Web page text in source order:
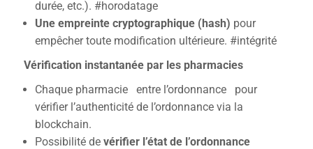
durée, etc.). #horodatage
Une empreinte cryptographique (hash) pour
empêcher toute modification ultérieure. #intégrité
Vérification instantanée par les pharmacies
Chaque pharmacie entre l’ordonnance pour
vérifier l’authenticité de l’ordonnance via la
blockchain.
Possibilité de vérifier l’état de l’ordonnance